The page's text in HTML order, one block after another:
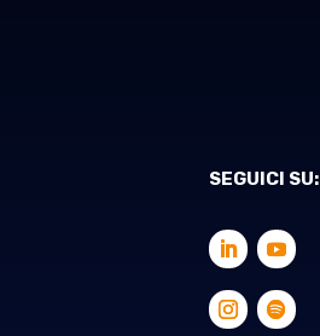
SEGUICI SU: